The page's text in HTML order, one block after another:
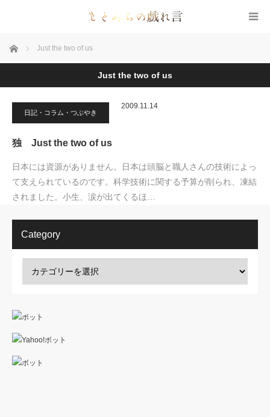
ホーム Just the two of us
Just the two of us
日記・コラム・つぶやき
2009.11.14
独 Just the two of us
日本には資源がありません。日本は頭脳と職人さんの技術によっ
て支えられているのです。科学技術に関する予算が削られ、凍結
されました。小生、涙が出てくるほ…
Category